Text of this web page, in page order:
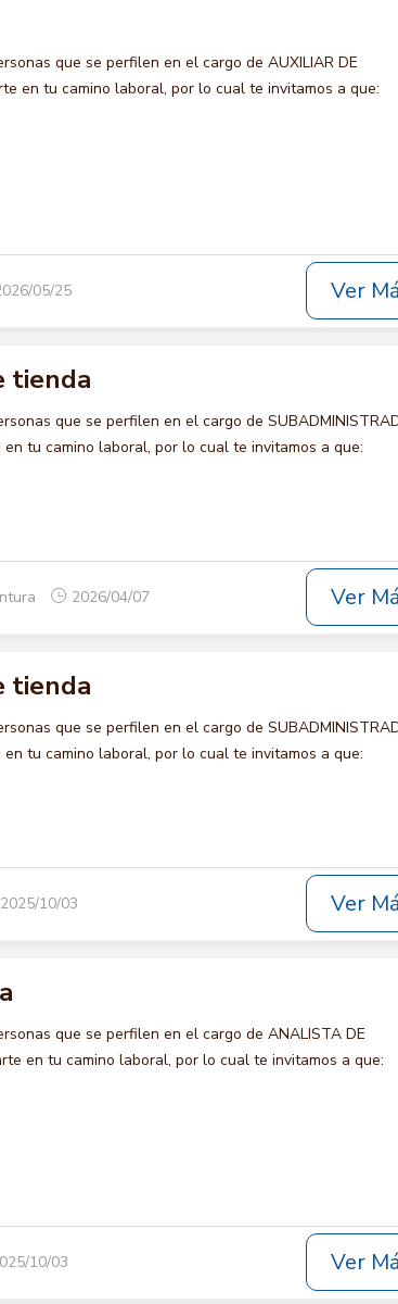
que se perfilen en el cargo de AUXILIAR DE
en tu camino laboral, por lo cual te invitamos a que:
05/25 Ver
tienda
que se perfilen en el cargo de
tu camino laboral, por lo cual te invitamos a que:
2026/04/07 Ver
tienda
que se perfilen en el cargo de
tu camino laboral, por lo cual te invitamos a que:
2025/10/03 Ver
que se perfilen en el cargo de ANALISTA DE
en tu camino laboral, por lo cual te invitamos a que:
10/03 Ver